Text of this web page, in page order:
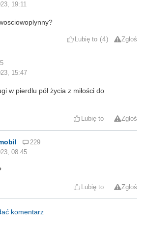
19:11
Lubię to 4 Zgłoś
5
15:47
w pierdlu pół życia z miłości do
Lubię to Zgłoś
229
08:45
Lubię to Zgłoś
komentarz